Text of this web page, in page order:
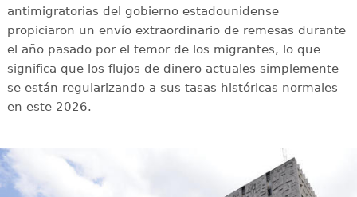
antimigratorias del gobierno estadounidense
propiciaron un envío extraordinario de remesas durante
el año pasado por el temor de los migrantes, lo que
significa que los flujos de dinero actuales simplemente
se están regularizando a sus tasas históricas normales
en este 2026.